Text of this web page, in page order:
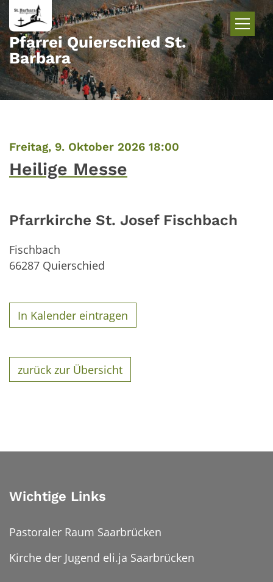
Zum Inhalt springen
Pfarrei Quierschied St.
Barbara
Freitag, 9. Oktober 2026 18:00
Heilige Messe
Pfarrkirche St. Josef Fischbach
Fischbach
66287 Quierschied
In Kalender eintragen
zurück zur Übersicht
Wichtige Links
Pastoraler Raum Saarbrücken
Kirche der Jugend eli.ja Saarbrücken